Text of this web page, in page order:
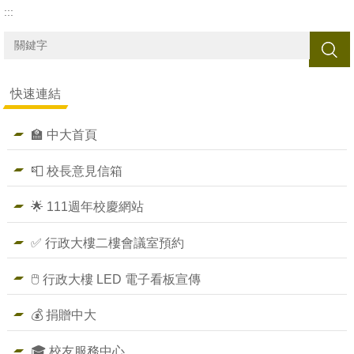
:::
搜尋
快速連結
🏫 中大首頁
📮 校長意見信箱
🌟 111週年校慶網站
✅ 行政大樓二樓會議室預約
🖱️ 行政大樓 LED 電子看板宣傳
💰 捐贈中大
🎓 校友服務中心